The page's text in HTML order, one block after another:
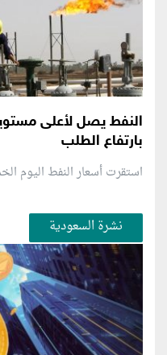
النفط يصل لأعلى
بارتفاع الطلب
استقرت أسعار النفط اليوم
نشرة السعودية